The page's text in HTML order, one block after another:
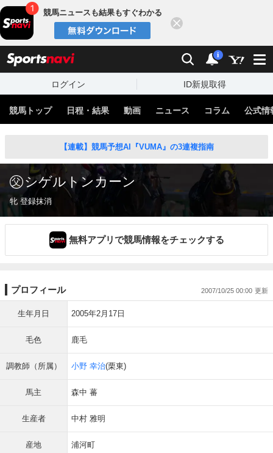
競馬ニュースも結果もすぐわかる
検索 通知
i
ログイン ID新規取得
競馬トップ 日程・結果 動画 ニュース コラム 公式情
【連載】競馬予想AI『VUMA』の3連複指南
シゲルトンカーン
牝 登録抹消
無料アプリで競馬情報をチェックする
プロフィール 2007/10/25 00:00
生年月日 2005年2月17日
毛色 鹿毛
調教師（所属） 小野 幸治(栗東)
馬主 森中 蕃
生産者 中村 雅明
産地 浦河町